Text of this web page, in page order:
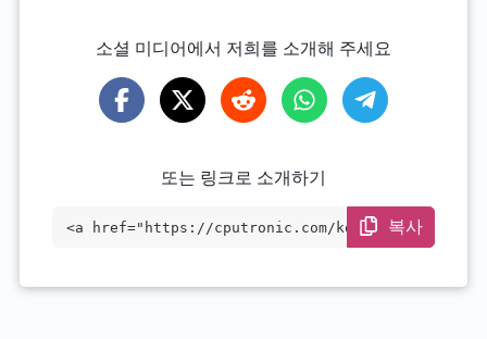
소셜 미디어에서 저희를 소개해 주세요
또는 링크로 소개하기
<a href="https://cputronic.com/ko/cpu/in
복사